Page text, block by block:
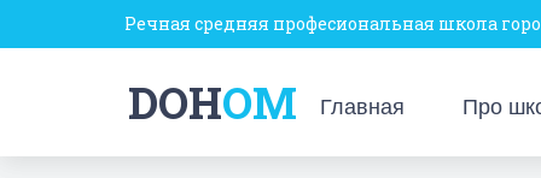
Türkmenabat şäherindäki derýaçylyk orta
DOHOM Baş sahypa
Речная средняя професиональная школа
DOHOM Главная Про